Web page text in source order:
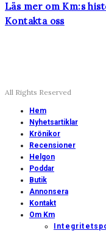
Läs mer om Km:s
Kontakta oss
All Rights Reserved
Hem
Nyhetsartiklar
Krönikor
Recensioner
Helgon
Poddar
Butik
Annonsera
Kontakt
Om Km